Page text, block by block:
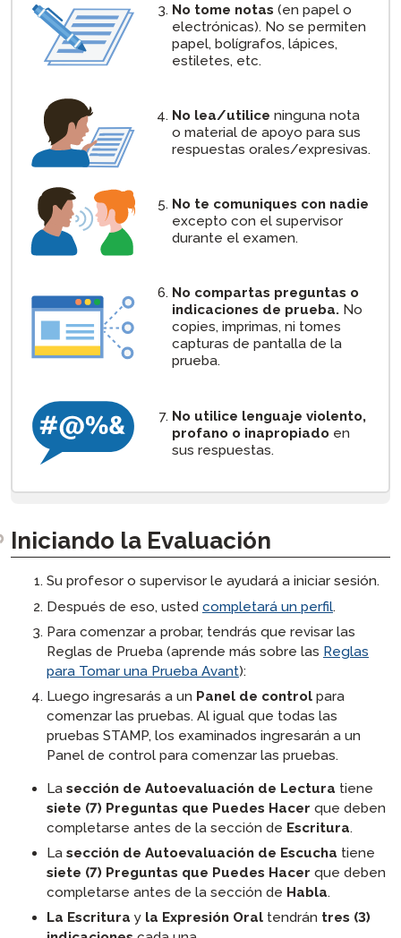
No tome notas(en papel o
electrónicas). No se permiten
papel, bolígrafos, lápices,
estiletes, etc.
No lea/utilice ninguna nota
o material de apoyo para sus
respuestas orales/expresivas.
No te comuniques con nadie
excepto con el supervisor
durante el examen.
No compartas preguntas o
indicaciones de prueba.No
copies, imprimas, ni tomes
capturas de pantalla de la
prueba.
No utilice lenguaje violento,
profano o inapropiado en
sus respuestas.
Iniciando la Evaluación
Su profesor o supervisor le ayudará a iniciar sesión.
Después de eso, usted completará un perfil.
Para comenzar a probar, tendrás que revisar las
Reglas de Prueba (aprende más sobre las Reglas
para Tomar una Prueba Avant):
Luego ingresarás a un Panel de control para
comenzar las pruebas. Al igual que todas las
pruebas STAMP, los examinados ingresarán a un
Panel de control para comenzar las pruebas.
La sección de Autoevaluación de Lectura tiene
siete (7) Preguntas que Puedes Hacer que deben
completarse antes de la sección de Escritura.
La sección de Autoevaluación de Escucha tiene
siete (7) Preguntas que Puedes Hacer que deben
completarse antes de la sección de Habla.
La Escritura y la Expresión Oral tendrán tres (3)